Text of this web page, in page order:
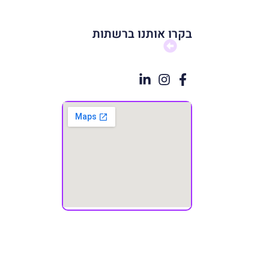
בקרו אותנו ברשתות